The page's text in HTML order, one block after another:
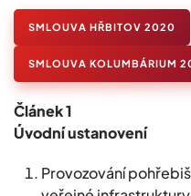
SMLOUVA HŘBITOV 2020
SMLOUVA KOLUMBÁRIUM
Článek 1
Úvodní ustanovení
Provozování